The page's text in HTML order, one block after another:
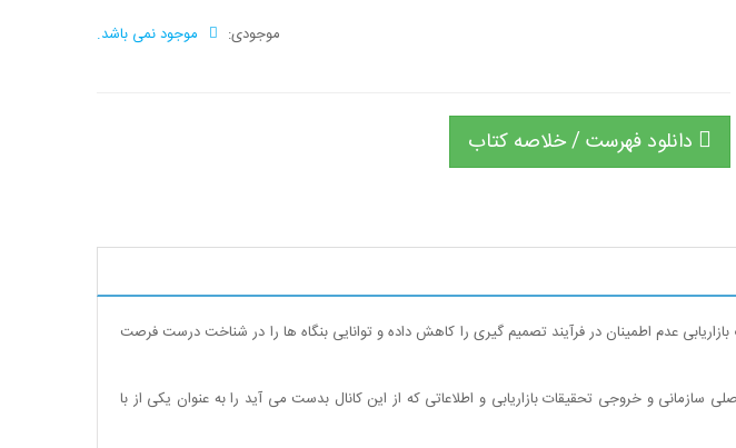
موجودی: موجود نمی باشد.
دانلود فهرست / خلاصه کتاب
بازاریابی عدم اطمینان در فرآیند تصمیم گیری را کاهش داده و توانایی بنگاه ها را در شناخت درست فرصت
سازمانی و خروجی تحقیقات بازاریابی و اطلاعاتی که از این کانال بدست می آید را به عنوان یکی از با